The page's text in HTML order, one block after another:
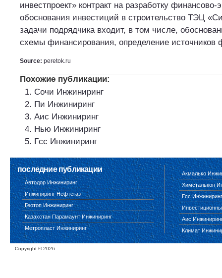
инвестпроект» контракт на разработку финансово-
обоснования инвестиций в строительство ТЭЦ
задачи подрядчика входит, в том числе,
схемы финансирования, определение источников
Source: peretok.ru
Похожие публикации:
Сочи Инжиниринг
Пи Инжиниринг
Аис Инжиниринг
Нью Инжиниринг
Гсс Инжиниринг
последние публикации
Автодор Инжиниринг
Инжиниринг Нефтегаз
Геотоп Инжиниринг
Казахстан Парамаунт Инжиниринг
Метропласт Инжиниринг
Акмалько
Химсталькон
Гсс Инжиниринг
Аис
Климат
Copyright ©2026